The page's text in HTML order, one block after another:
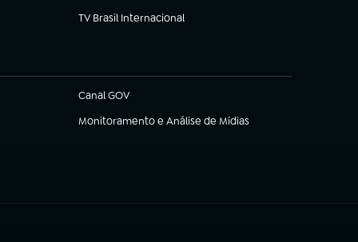
TV Brasil Internacional
(abre em nova aba)
Canal GOV
(abre em nova aba)
Monitoramento e Análise de Mídias
(abre em nova aba)